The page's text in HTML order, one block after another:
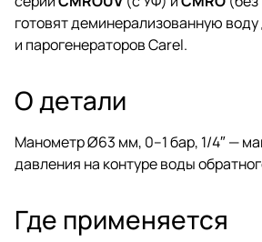
готовят деминерализованную
и парогенераторов Carel.
О детали
Манометр Ø63 мм, 0–1 бар, 1/4″ —
давления на контуре воды
Где применяется